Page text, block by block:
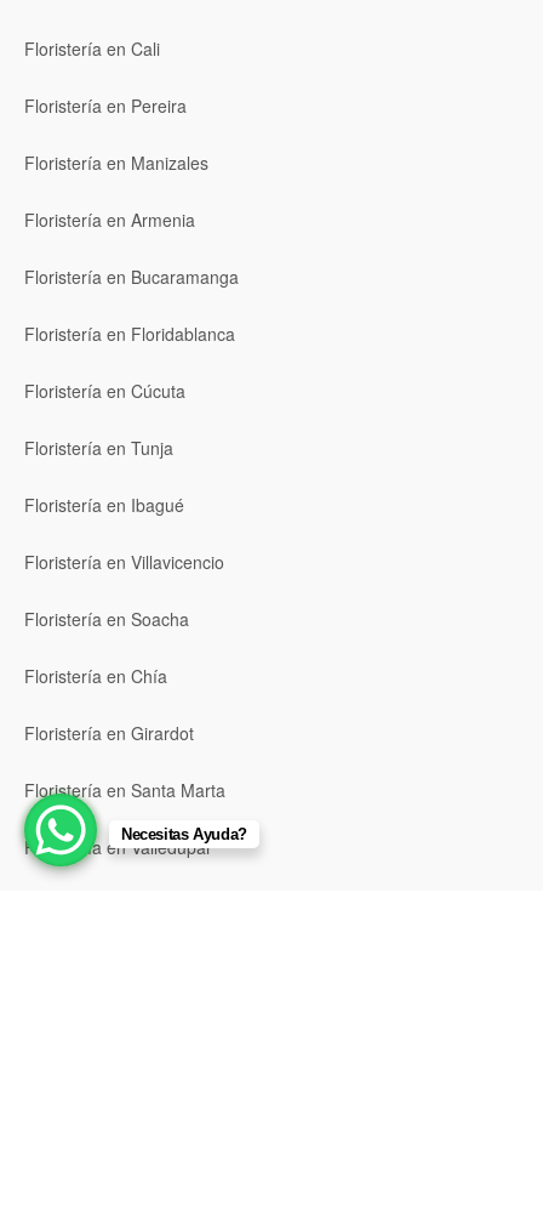
Floristería en Cali
Floristería en Pereira
Floristería en Manizales
Floristería en Armenia
Floristería en Bucaramanga
Floristería en Floridablanca
Floristería en Cúcuta
Floristería en Tunja
Floristería en Ibagué
Floristería en Villavicencio
Floristería en Soacha
Floristería en Chía
Floristería en Girardot
Floristería en Santa Marta
Floristería en Valledupar
Necesitas Ayuda?